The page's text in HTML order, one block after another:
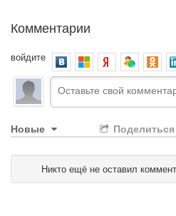
Комментарии
войдите
Новые Поделиться
Никто ещё не оставил